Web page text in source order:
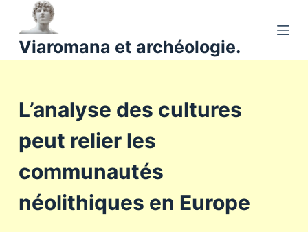
a
u
o
Viaromana et archéologie.
L’analyse des cultures
peut relier les
communautés
néolithiques en Europe